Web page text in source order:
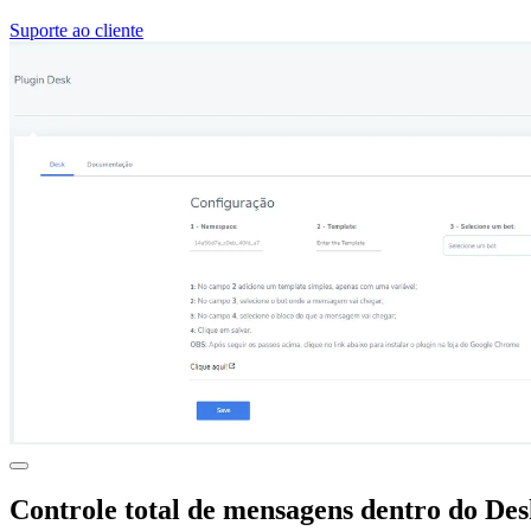
Suporte ao cliente
Controle total de mensagens dentro do